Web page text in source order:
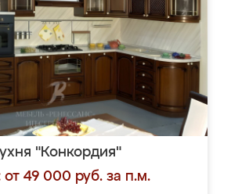
"Конкордия"
от 49 000 руб. за п.м.